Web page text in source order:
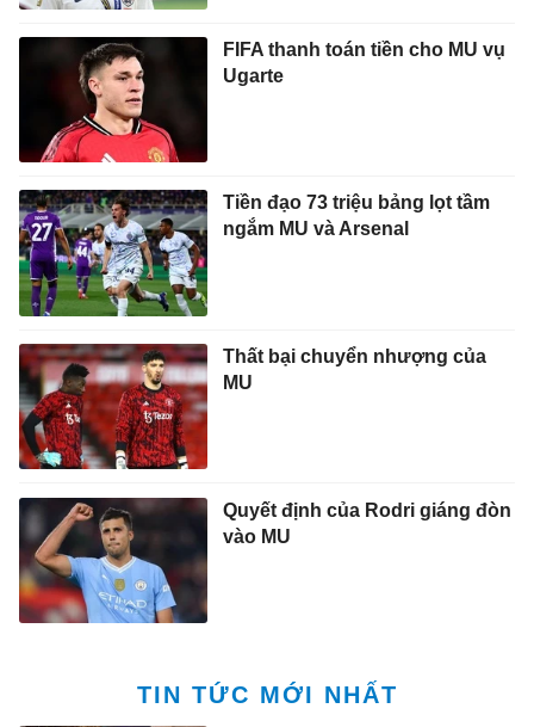
FIFA thanh toán tiền cho MU vụ
Ugarte
Tiền đạo 73 triệu bảng lọt tầm
ngắm MU và Arsenal
Thất bại chuyển nhượng của
MU
Quyết định của Rodri giáng đòn
vào MU
TIN TỨC MỚI NHẤT